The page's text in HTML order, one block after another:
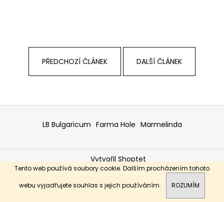
Tento web používá soubory cookie. Dalším procházením tohoto
webu vyjadřujete souhlas s jejich používáním.
ROZUMÍM
PŘEDCHOZÍ ČLÁNEK DALŠÍ ČLÁNEK
o
p
o
Z
a
t
LB Bulgaricum Farma Hole Marmelinda
Vytvořil Shoptet
Copyright 2026RODOPI. Všechna práva vyhrazena.